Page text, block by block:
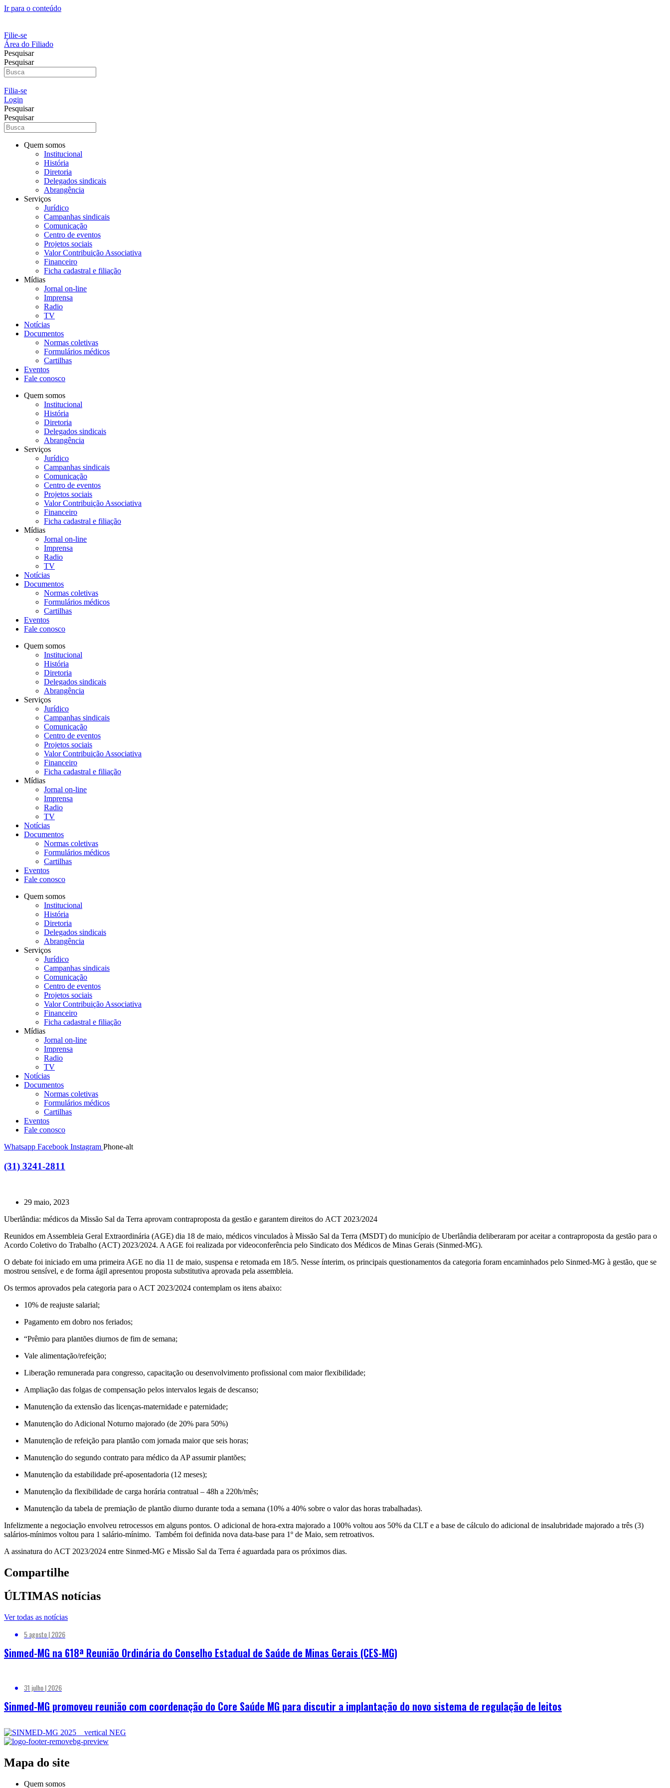
Ir para o conteúdo
Filie-se
Área do Filiado
Pesquisar
Pesquisar
Filia-se
Login
Pesquisar
Pesquisar
Quem somos
Institucional
História
Diretoria
Delegados sindicais
Abrangência
Serviços
Jurídico
Campanhas sindicais
Comunicação
Centro de eventos
Projetos sociais
Valor Contribuição Associativa
Financeiro
Ficha cadastral e filiação
Mídias
Jornal on-line
Imprensa
Radio
TV
Notícias
Documentos
Normas coletivas
Formulários médicos
Cartilhas
Eventos
Fale conosco
Quem somos
Institucional
História
Diretoria
Delegados sindicais
Abrangência
Serviços
Jurídico
Campanhas sindicais
Comunicação
Centro de eventos
Projetos sociais
Valor Contribuição Associativa
Financeiro
Ficha cadastral e filiação
Mídias
Jornal on-line
Imprensa
Radio
TV
Notícias
Documentos
Normas coletivas
Formulários médicos
Cartilhas
Eventos
Fale conosco
Quem somos
Institucional
História
Diretoria
Delegados sindicais
Abrangência
Serviços
Jurídico
Campanhas sindicais
Comunicação
Centro de eventos
Projetos sociais
Valor Contribuição Associativa
Financeiro
Ficha cadastral e filiação
Mídias
Jornal on-line
Imprensa
Radio
TV
Notícias
Documentos
Normas coletivas
Formulários médicos
Cartilhas
Eventos
Fale conosco
Quem somos
Institucional
História
Diretoria
Delegados sindicais
Abrangência
Serviços
Jurídico
Campanhas sindicais
Comunicação
Centro de eventos
Projetos sociais
Valor Contribuição Associativa
Financeiro
Ficha cadastral e filiação
Mídias
Jornal on-line
Imprensa
Radio
TV
Notícias
Documentos
Normas coletivas
Formulários médicos
Cartilhas
Eventos
Fale conosco
Whatsapp Facebook Instagram Phone-alt
(31) 3241-2811
29 maio, 2023
Uberlândia: médicos da Missão Sal da Terra aprovam contraproposta da gestão e garantem direitos do ACT 2023/2024
Reunidos em Assembleia Geral Extraordinária (AGE) dia 18 de maio, médicos vinculados à Missão Sal da Terra (MSDT) do município de Uberlândia deliberaram por aceitar a contraproposta da gestão para o
Acordo Coletivo do Trabalho (ACT) 2023/2024. A AGE foi realizada por videoconferência pelo Sindicato dos Médicos de Minas Gerais (Sinmed-MG).
O debate foi iniciado em uma primeira AGE no dia 11 de maio, suspensa e retomada em 18/5. Nesse ínterim, os principais questionamentos da categoria foram encaminhados pelo Sinmed-MG à gestão, que se
mostrou sensível, e de forma ágil apresentou proposta substitutiva aprovada pela assembleia.
Os termos aprovados pela categoria para o ACT 2023/2024 contemplam os itens abaixo:
10% de reajuste salarial;
Pagamento em dobro nos feriados;
“Prêmio para plantões diurnos de fim de semana;
Vale alimentação/refeição;
Liberação remunerada para congresso, capacitação ou desenvolvimento profissional com maior flexibilidade;
Ampliação das folgas de compensação pelos intervalos legais de descanso;
Manutenção da extensão das licenças-maternidade e paternidade;
Manutenção do Adicional Noturno majorado (de 20% para 50%)
Manutenção de refeição para plantão com jornada maior que seis horas;
Manutenção do segundo contrato para médico da AP assumir plantões;
Manutenção da estabilidade pré-aposentadoria (12 meses);
Manutenção da flexibilidade de carga horária contratual – 48h a 220h/mês;
Manutenção da tabela de premiação de plantão diurno durante toda a semana (10% a 40% sobre o valor das horas trabalhadas).
Infelizmente a negociação envolveu retrocessos em alguns pontos. O adicional de hora-extra majorado a 100% voltou aos 50% da CLT e a base de cálculo do adicional de insalubridade majorado a três (3)
salários-mínimos voltou para 1 salário-mínimo. Também foi definida nova data-base para 1º de Maio, sem retroativos.
A assinatura do ACT 2023/2024 entre Sinmed-MG e Missão Sal da Terra é aguardada para os próximos dias.
Compartilhe
ÚLTIMAS notícias
Ver todas as notícias
5 agosto | 2026
Sinmed-MG na 618ª Reunião Ordinária do Conselho Estadual de Saúde de Minas Gerais (CES-MG)
31 julho | 2026
Sinmed-MG promoveu reunião com coordenação do Core Saúde MG para discutir a implantação do novo sistema de regulação de leitos
Mapa do site
Quem somos